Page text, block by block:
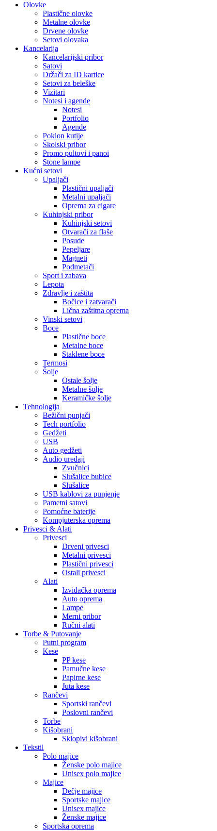
Olovke
Plastične olovke
Metalne olovke
Drvene olovke
Setovi olovaka
Kancelarija
Kancelarijski pribor
Satovi
Držači za ID kartice
Setovi za beleške
Vizitari
Notesi i agende
Notesi
Portfolio
Agende
Poklon kutije
Školski pribor
Promo pultovi i panoi
Stone lampe
Kućni setovi
Upaljači
Plastični upaljači
Metalni upaljači
Oprema za cigare
Kuhinjski pribor
Kuhinjski setovi
Otvarači za flaše
Posude
Pepeljare
Magneti
Podmetači
Sport i zabava
Lepota
Zdravlje i zaštita
Bočice i zatvarači
Lična zaštitna oprema
Vinski setovi
Boce
Plastične boce
Metalne boce
Staklene boce
Termosi
Šolje
Ostale šolje
Metalne šolje
Keramičke šolje
Tehnologija
Bežični punjači
Tech portfolio
Gedžeti
USB
Auto gedžeti
Audio uređaji
Zvučnici
Slušalice bubice
Slušalice
USB kablovi za punjenje
Pametni satovi
Pomoćne baterije
Kompjuterska oprema
Privesci & Alati
Privesci
Drveni privesci
Metalni privesci
Plastični privesci
Ostali privesci
Alati
Izviđačka oprema
Auto oprema
Lampe
Merni pribor
Ručni alati
Torbe & Putovanje
Putni program
Kese
PP kese
Pamučne kese
Papirne kese
Juta kese
Rančevi
Sportski rančevi
Poslovni rančevi
Torbe
Kišobrani
Sklopivi kišobrani
Tekstil
Polo majice
Ženske polo majice
Unisex polo majice
Majice
Dečje majice
Sportske majice
Unisex majice
Ženske majice
Sportska oprema